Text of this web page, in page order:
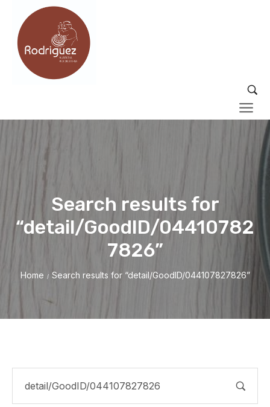
Search results for
“detail/GoodID/04410782
7826”
Home / Search results for “detail/GoodID/044107827826”